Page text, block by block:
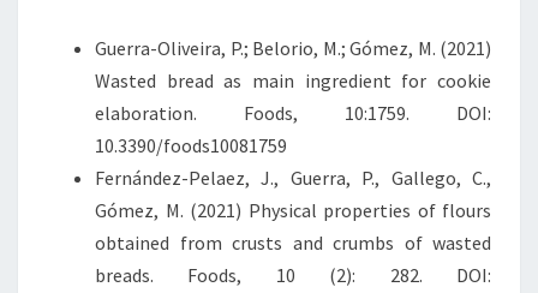
Guerra-Oliveira, P.; Belorio, M.; Gómez, M. (2021)
Wasted bread as main ingredient for cookie
elaboration. Foods, 10:1759. DOI:
10.3390/foods10081759
Fernández-Pelaez, J., Guerra, P., Gallego, C.,
Gómez, M. (2021) Physical properties of flours
obtained from crusts and crumbs of wasted
breads. Foods, 10 (2): 282. DOI: